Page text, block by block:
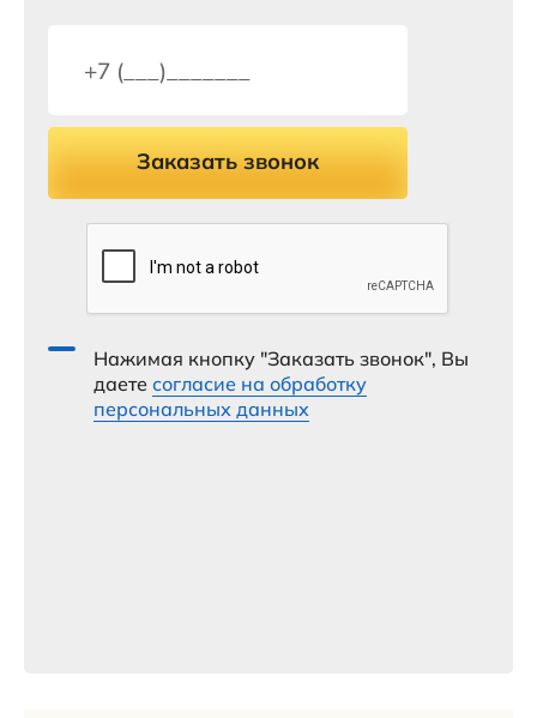
Заказать звонок
Нажимая кнопку "Заказать звонок", Вы
даете согласие на обработку
персональных данных